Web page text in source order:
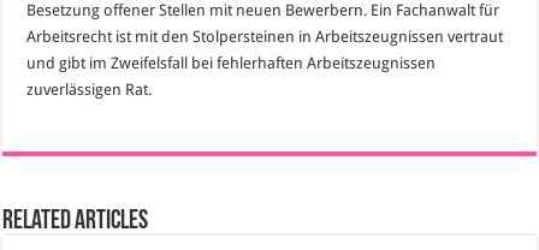
Besetzung offener Stellen mit neuen Bewerbern. Ein Fachanwalt für
Arbeitsrecht ist mit den Stolpersteinen in Arbeitszeugnissen vertraut
und gibt im Zweifelsfall bei fehlerhaften Arbeitszeugnissen
zuverlässigen Rat.
Related Articles